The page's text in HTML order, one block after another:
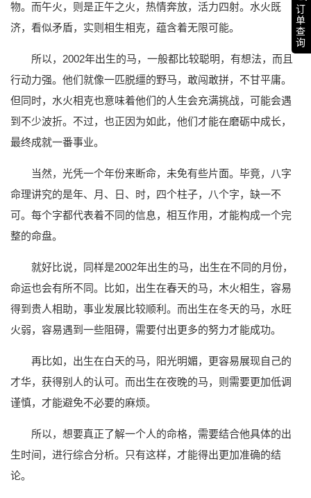
订
单
查
询
物。而午火，则是正午之火，热情奔放，活力四射。水火既
济，看似矛盾，实则相生相克，蕴含着无限可能。
所以，2002年出生的马，一般都比较聪明，有想法，而且
行动力强。他们就像一匹脱缰的野马，敢闯敢拼，不甘平庸。
但同时，水火相克也意味着他们的人生会充满挑战，可能会遇
到不少波折。不过，也正因为如此，他们才能在磨砺中成长，
最终成就一番事业。
当然，光凭一个年份来断命，未免有些片面。毕竟，八字
命理讲究的是年、月、日、时，四个柱子，八个字，缺一不
可。每个字都代表着不同的信息，相互作用，才能构成一个完
整的命盘。
就好比说，同样是2002年出生的马，出生在不同的月份，
命运也会有所不同。比如，出生在春天的马，木火相生，容易
得到贵人相助，事业发展比较顺利。而出生在冬天的马，水旺
火弱，容易遇到一些阻碍，需要付出更多的努力才能成功。
再比如，出生在白天的马，阳光明媚，更容易展现自己的
才华，获得别人的认可。而出生在夜晚的马，则需要更加低调
谨慎，才能避免不必要的麻烦。
所以，想要真正了解一个人的命格，需要结合他具体的出
生时间，进行综合分析。只有这样，才能得出更加准确的结
论。